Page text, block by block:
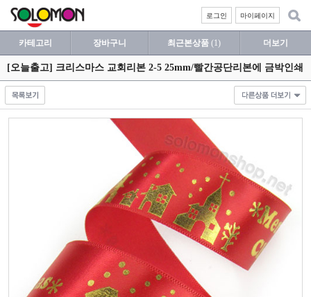
마이페이지
로그인
카테고리 장바구니 최근본상품 (1) 더보기
[오늘출고] 크리스마스 교회리본 2-5 25mm/빨간공단리본에 금박인쇄